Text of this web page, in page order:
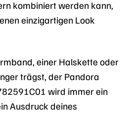
kombiniert werden kann,
einzigartigen Look
einer Halskette oder
trägst, der Pandora
wird immer ein
Ausdruck deines